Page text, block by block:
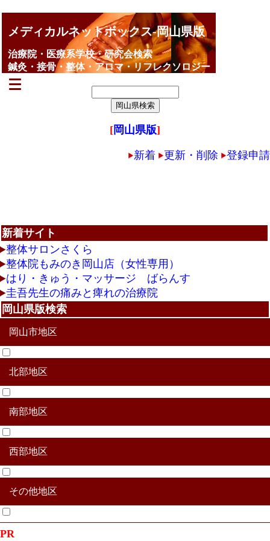
メディカルネットボックス-岡山県版
治療院・医療系学校・研究会検索
鍼灸・接骨・整体・アロマ・リフレクソロジー
[岡山県版]
新着 更新・削除 登録申請
新着サイト
整体サロンさくら
整体院もみのき岡山店（女性専用）
はり・きゅう・マッサージ ばらんす
圭吾先生の痛みと痺れの治療院
岡山県版検索
岡山市地区
北区
中区
東区
南区
北部地区
真庭市
津山市
美作市
真庭郡新庄村
苫田郡鏡野町
勝田郡勝央町
勝田郡奈義町
英田郡西粟倉村
久米郡久米南町
久米郡美咲町
南部地区
赤磐市
玉野市
瀬戸内市
備前市
加賀郡吉備中央町
和気郡和気町
西部地区
新見市
高梁市
井原氏
総社市
笠岡市
浅口市
倉敷市
小田郡矢掛町
浅口郡里庄町
都窪郡早島町
その他地区
その他合併地区
PR